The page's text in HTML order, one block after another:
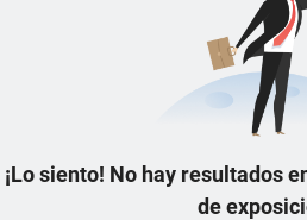
¡Lo siento! No hay resultados
de